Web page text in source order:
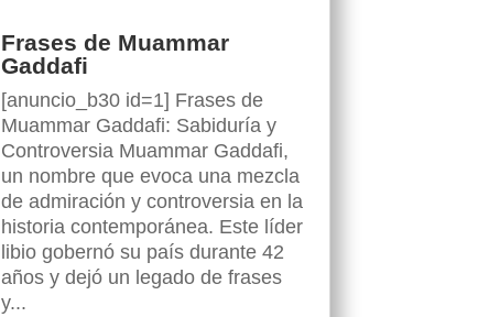
Frases de Muammar
Gaddafi
[anuncio_b30 id=1] Frases de
Muammar Gaddafi: Sabiduría y
Controversia Muammar Gaddafi,
un nombre que evoca una mezcla
de admiración y controversia en la
historia contemporánea. Este líder
libio gobernó su país durante 42
años y dejó un legado de frases
y...